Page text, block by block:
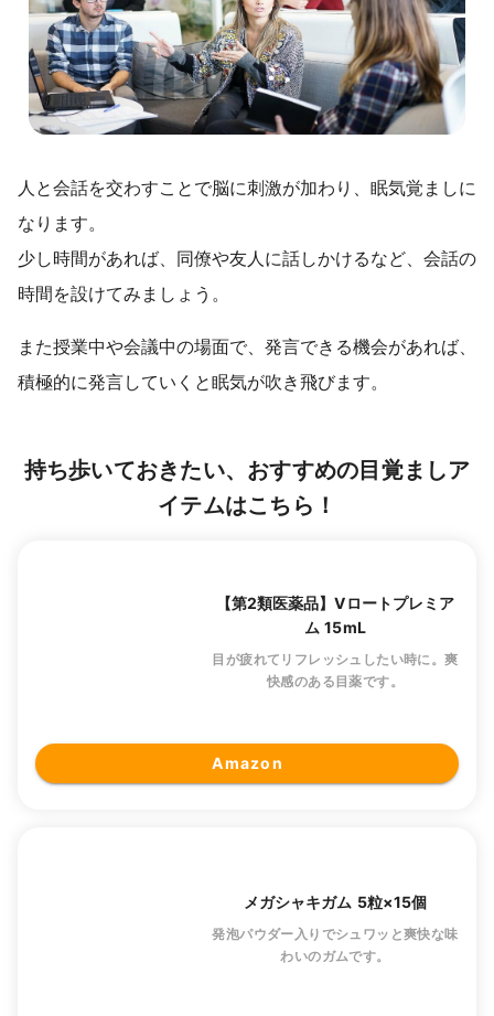
人と会話を交わすことで脳に刺激が加わり、眠気覚ましに
なります。
少し時間があれば、同僚や友人に話しかけるなど、会話の
時間を設けてみましょう。
また授業中や会議中の場面で、発言できる機会があれば、
積極的に発言していくと眠気が吹き飛びます。
持ち歩いておきたい、おすすめの目覚ましア
イテムはこちら！
【第2類医薬品】Vロートプレミア
ム 15mL
目が疲れてリフレッシュしたい時に。爽
快感のある目薬です。
Amazon
メガシャキガム 5粒×15個
発泡パウダー入りでシュワッと爽快な味
わいのガムです。